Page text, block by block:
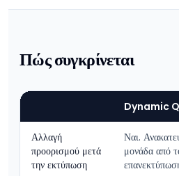
Πώς συγκρίνεται
Dynamic
Αλλαγή
προορισμού μετά
την εκτύπωση
Ναι.
μονάδα από